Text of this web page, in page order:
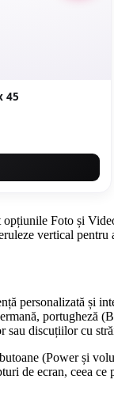
30 x 45
Foto și
vertical pentru
personalizată și
portugheză
sau discuțiilor cu
(Power și
de ecran, ceea